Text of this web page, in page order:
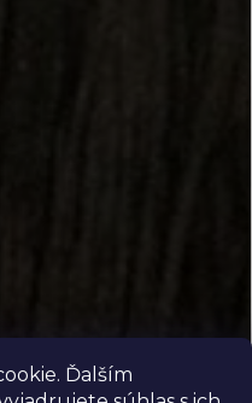
Ďalším